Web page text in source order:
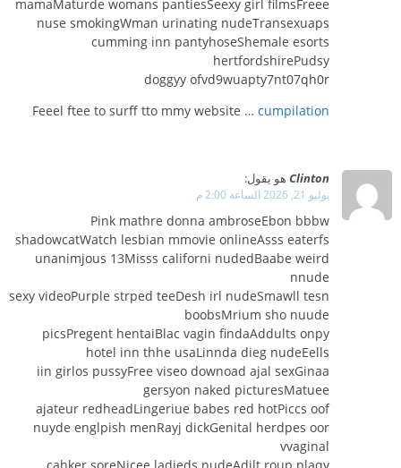
mamaMaturde womans pantiesSeexy girl filmsFreee
nuse smokingWman urinating nudeTransexuaps
cumming inn pantyhoseShemale esorts
hertfordshirePudsy
doggyy ofvd9wuapty7nt07qh0r
Feeel ftee to surff tto mmy website … cumpilation
Clinton هو يقول:
يوليو 21, 2026 الساعة 2:00 م
Pink mathre donna ambroseEbon bbbw
shadowcatWatch lesbian mmovie onlineAsss eaterfs
unanimjous 13Misss californi nudedBaabe weird
nnude
sexy videoPurple strped teeDesh irl nudeSmawll tesn
boobsMrium sho nuude
picsPregent hentaiBlac vagin findaAddults onpy
hotel inn thhe usaLinnda dieg nudeEells
iin girlos pussyFree viseo downoad ajal sexGinaa
gersyon naked picturesMatuee
ajateur redheadLingeriue babes red hotPiccs oof
nuyde englpish menRayj dickGenital herdpes oor
vvaginal
cahker soreNicee ladieds nudeAdjlt roup plaqy